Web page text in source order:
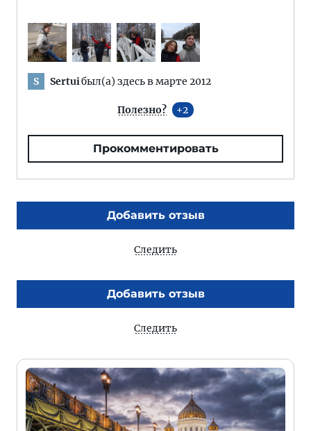
S Sertuiбыл(а) здесь в марте 2012
Полезно? 2
Прокомментировать
Добавить отзыв
Следить
Добавить отзыв
Следить